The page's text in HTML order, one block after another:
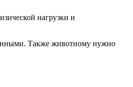
нагрузки и
Также животному нужно